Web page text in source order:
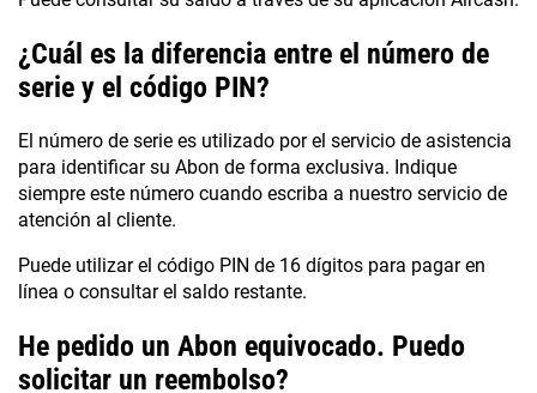
¿Cuál es la diferencia entre el número de
serie y el código PIN?
El número de serie es utilizado por el servicio de asistencia
para identificar su Abon de forma exclusiva. Indique
siempre este número cuando escriba a nuestro servicio de
atención al cliente.
Puede utilizar el código PIN de 16 dígitos para pagar en
línea o consultar el saldo restante.
He pedido un Abon equivocado. Puedo
solicitar un reembolso?